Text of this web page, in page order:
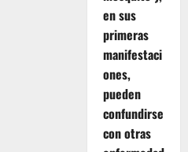
en sus
primeras
manifestaci
ones,
pueden
confundirse
con otras